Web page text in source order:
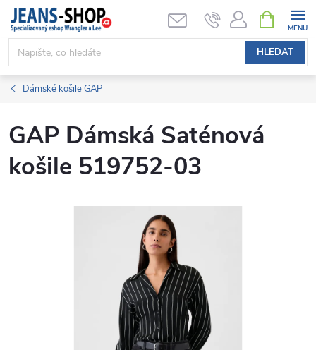
Přejít
obsah
HLEDAT
NÁKUPNÍ
KOŠÍK
Dámské košile GAP
GAP Dámská Saténová
košile 519752-03